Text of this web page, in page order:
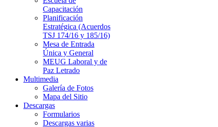
Capacitación
Planificación
Estratégica (Acuerdos
TSJ 174/16 y 185/16)
Mesa de Entrada
Única y General
MEUG Laboral y de
Paz Letrado
Multimedia
Galería de Fotos
Mapa del Sitio
Descargas
Formularios
Descargas varias